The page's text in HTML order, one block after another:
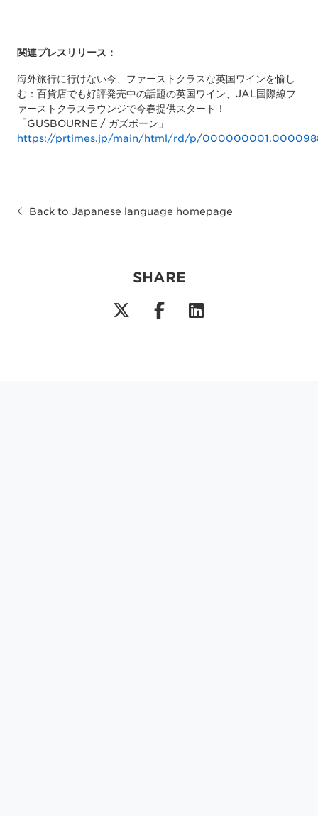
関連プレスリリース：
海外旅行に行けない今、ファーストクラスな英国ワインを愉し
む：百貨店でも好評発売中の話題の英国ワイン、JAL国際線フ
ァーストクラスラウンジで今春提供スタート！
「GUSBOURNE / ガズボーン」
https://prtimes.jp/main/html/rd/p/
Back to Japanese language homepage
SHARE